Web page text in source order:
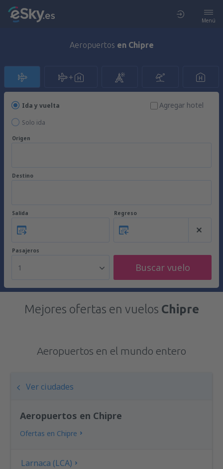
Menú
Aeropuertos en Chipre
Ida y vuelta
Solo ida
Agregar hotel
Origen
Destino
Salida Regreso
Pasajeros
1 Buscar vuelo
Mejores ofertas en vuelos Chipre
Aeropuertos en el mundo entero
Ver ciudades
Aeropuertos en Chipre
Ofertas en Chipre
Larnaca (LCA)